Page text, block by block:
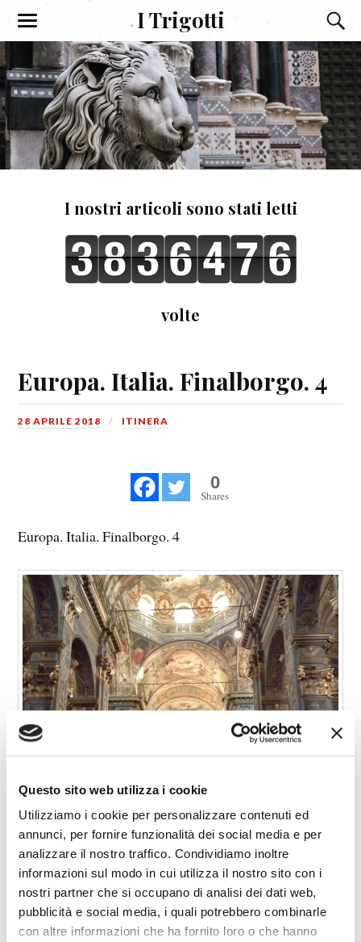
Questo sito web utilizza i cookie
Utilizziamo i cookie per personalizzare contenuti ed
annunci, per fornire funzionalità dei social media e per
analizzare il nostro traffico. Condividiamo inoltre
informazioni sul modo in cui utilizza il nostro sito con i
nostri partner che si occupano di analisi dei dati web,
pubblicità e social media, i quali potrebbero combinarle
con altre informazioni che ha fornito loro o che hanno
I Trigotti
I nostri articoli sono stati letti
volte
Europa. Italia. Finalborgo. 4
28 APRILE 2018 ITINERA
0
Shares
Europa. Italia. Finalborgo. 4